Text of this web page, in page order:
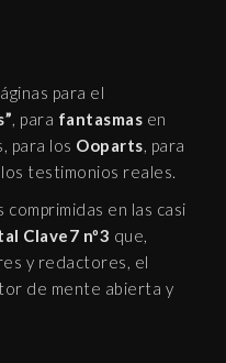
para el
, para fantasmas en
para los Ooparts, para
testimonios reales.
en las casi
Clave7 nº3 que,
y redactores, el
de mente abierta y